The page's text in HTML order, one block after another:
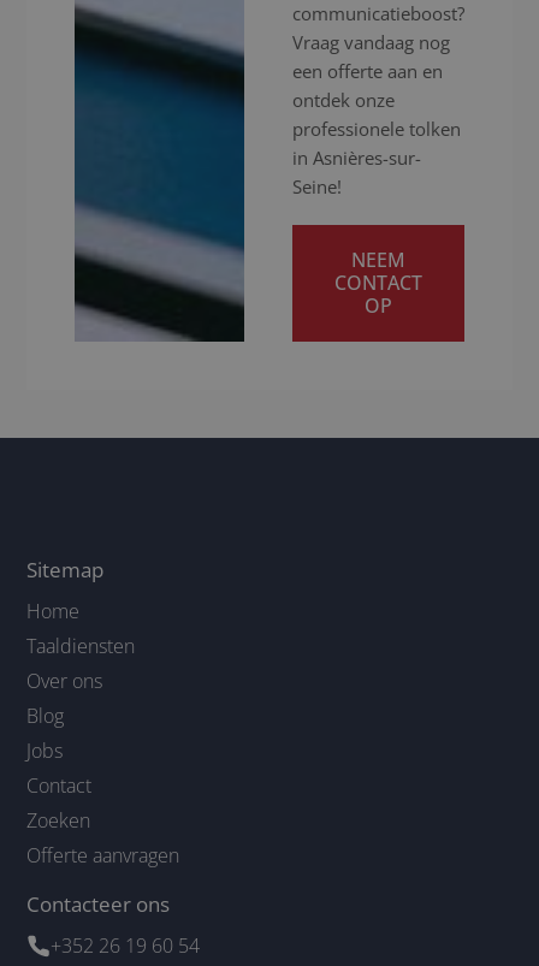
communicatieboost?
Vraag vandaag nog
een offerte aan en
ontdek onze
professionele tolken
in Asnières-sur-
Seine!
NEEM
CONTACT
OP
Sitemap
Home
Taaldiensten
Over ons
Blog
Jobs
Contact
Zoeken
Offerte aanvragen
Contacteer ons
+352 26 19 60 54